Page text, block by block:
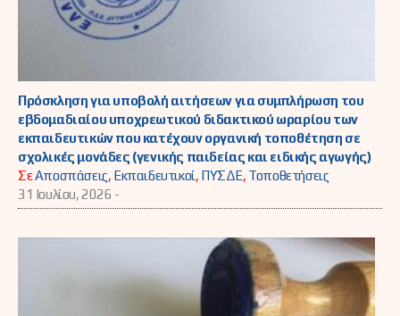
Πρόσκληση για υποβολή αιτήσεων για συμπλήρωση του
εβδομαδιαίου υποχρεωτικού διδακτικού ωραρίου των
εκπαιδευτικών που κατέχουν οργανική τοποθέτηση σε
σχολικές μονάδες (γενικής παιδείας και ειδικής αγωγής)
ΣεΑποσπάσεις, Εκπαιδευτικοί, ΠΥΣΔΕ, Τοποθετήσεις
31 Ιουλίου, 2026 -